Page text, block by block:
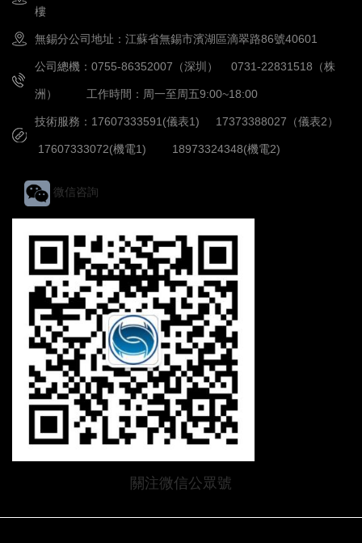
樓
無錫分公司地址：江蘇省無錫市濱湖區滴翠路86號40601
公司總機：0755-86352007（深圳） 0731-22831518（株
洲） 工作時間：周一至周五9:00~18:00
技術服務：17607333591(儀表1) 17373388027（儀表2）
17607333072(機電1) 18973324348(機電2)
微信咨詢
關注微信公眾號